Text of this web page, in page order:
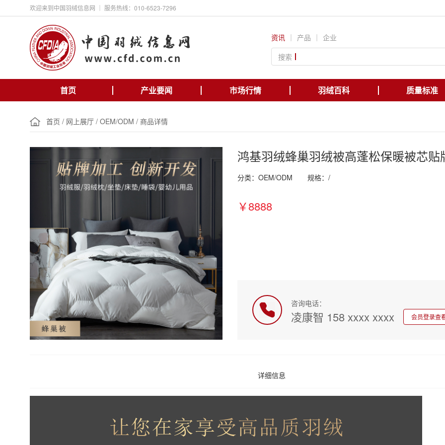
欢迎来到中国羽绒信息网 ｜ 服务热线：010-6523-7296
资讯 ｜ 产品 ｜ 企业
搜索
首页 产业要闻 市场行情 羽绒百科 质量标准
首页 / 网上展厅 / OEM/ODM / 商品详情
鸿基羽绒蜂巢羽绒被高蓬松保暖被芯贴
分类：OEM/ODM 规格：/
￥8888
咨询电话：
凌康智 158 xxxx xxxx 会员登录查
详细信息